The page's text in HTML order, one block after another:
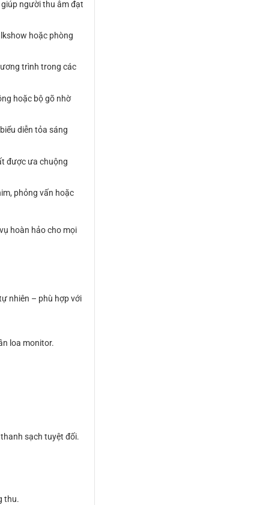
người thu âm đạt
hoặc phòng
trình trong các
hoặc bộ gõ nhờ
diễn tỏa sáng
được ưa chuộng
phỏng vấn hoặc
hoàn hảo cho mọi
nhiên – phù hợp với
loa monitor.
sạch tuyệt đối.
thu.